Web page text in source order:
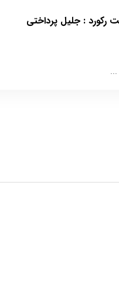
رکورد : جلیل پرداختی
...